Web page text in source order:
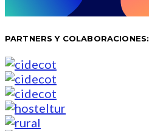
PARTNERS Y COLABORACIONES: